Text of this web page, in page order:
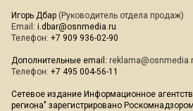
Игорь Дбар (Руководитель отдела продаж)
Email: i.dbar@osnmedia.ru
Телефон: +7 909 936-02-90
Дополнительные email:
Телефон: +7 495 004-56-11
Сетевое издание Информационное
региона" зарегистрировано